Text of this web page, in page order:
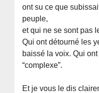
ont su ce que
peuple,
et qui ne se sont pas
Qui ont détourné les
baissé la voix. Qui
“complexe”.
Et je vous le dis